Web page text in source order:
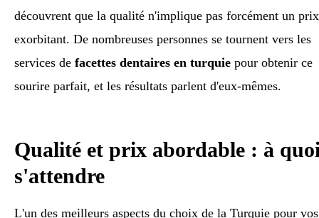
découvrent que la qualité n'implique pas forcément un prix
exorbitant. De nombreuses personnes se tournent vers les
services de facettes dentaires en turquie pour obtenir ce
sourire parfait, et les résultats parlent d'eux-mêmes.
Qualité et prix abordable : à
s'attendre
L'un des meilleurs aspects du choix de la Turquie pour vos